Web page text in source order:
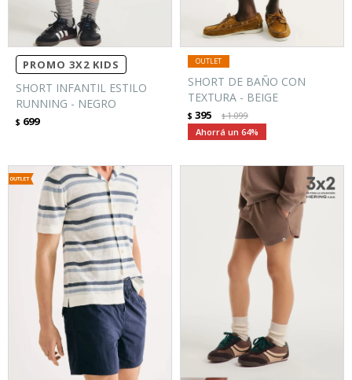
PROMO 3X2 KIDS
SHORT INFANTIL ESTILO
RUNNING - NEGRO
$ 699
SHORT DE BAÑO CON
TEXTURA - BEIGE
$ 395 $1.099
64